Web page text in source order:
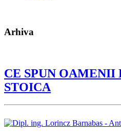
Arhiva
CE SPUN OAMENII
STOICA